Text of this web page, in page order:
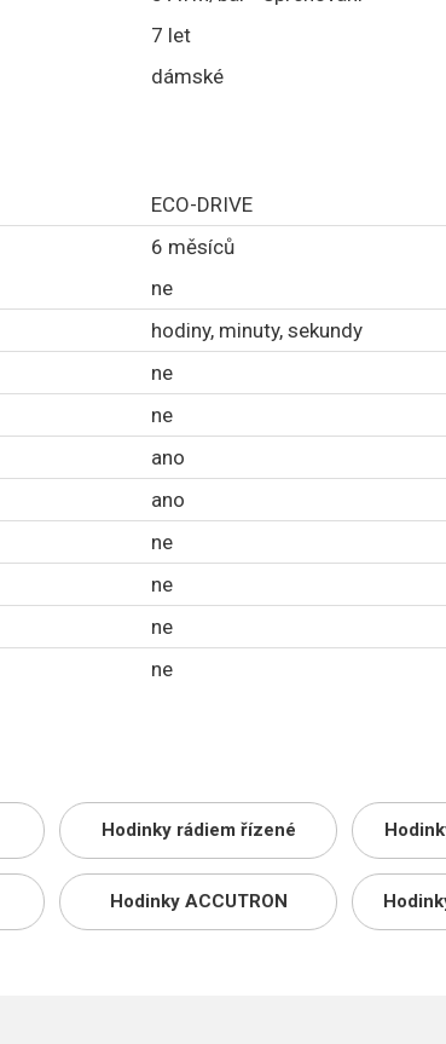
7 let
dámské
ECO-DRIVE
6 měsíců
ne
hodiny, minuty, sekundy
ne
ne
ano
ano
ne
ne
ne
ne
Hodinky rádiem řízené
Hodinky ACCUTRON